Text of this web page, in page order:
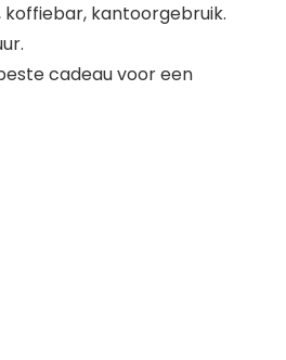
kantoorgebruik.
cadeau voor een